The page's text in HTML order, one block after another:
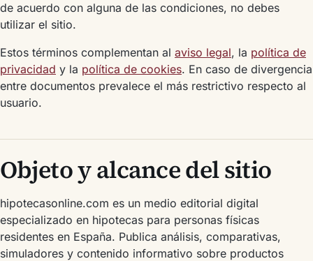
de acuerdo con alguna de las condiciones, no debes
utilizar el sitio.
Estos términos complementan al aviso legal, la política de
privacidad y la política de cookies. En caso de divergencia
entre documentos prevalece el más restrictivo respecto al
usuario.
Objeto y alcance del sitio
hipotecasonline.com es un medio editorial digital
especializado en hipotecas para personas físicas
residentes en España. Publica análisis, comparativas,
simuladores y contenido informativo sobre productos